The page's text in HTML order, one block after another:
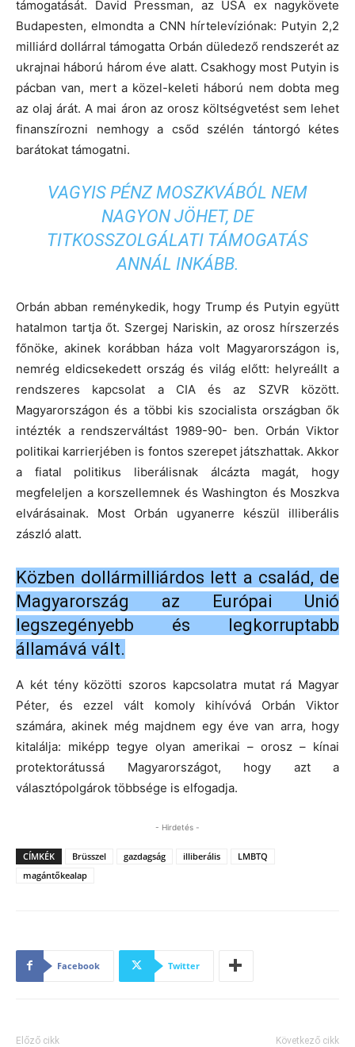
támogatását. David Pressman, az USA ex nagykövete
Budapesten, elmondta a CNN hírtelevíziónak: Putyin 2,2
milliárd dollárral támogatta Orbán düledező rendszerét az
ukrajnai háború három éve alatt. Csakhogy most Putyin is
pácban van, mert a közel-keleti háború nem dobta meg
az olaj árát. A mai áron az orosz költségvetést sem lehet
finanszírozni nemhogy a csőd szélén tántorgó kétes
barátokat támogatni.
VAGYIS PÉNZ MOSZKVÁBÓL NEM
NAGYON JÖHET, DE
TITKOSSZOLGÁLATI TÁMOGATÁS
ANNÁL INKÁBB.
Orbán abban reménykedik, hogy Trump és Putyin együtt
hatalmon tartja őt. Szergej Nariskin, az orosz hírszerzés
főnöke, akinek korábban háza volt Magyarországon is,
nemrég eldicsekedett ország és világ előtt: helyreállt a
rendszeres kapcsolat a CIA és az SZVR között.
Magyarországon és a többi kis szocialista országban ők
intézték a rendszerváltást 1989-90- ben. Orbán Viktor
politikai karrierjében is fontos szerepet játszhattak. Akkor
a fiatal politikus liberálisnak álcázta magát, hogy
megfeleljen a korszellemnek és Washington és Moszkva
elvárásainak. Most Orbán ugyanerre készül illiberális
zászló alatt.
Közben dollármilliárdos lett a család, de
Magyarország az Európai Unió
legszegényebb és legkorruptabb
államává vált.
A két tény közötti szoros kapcsolatra mutat rá Magyar
Péter, és ezzel vált komoly kihívóvá Orbán Viktor
számára, akinek még majdnem egy éve van arra, hogy
kitalálja: miképp tegye olyan amerikai – orosz – kínai
protektorátussá Magyarországot, hogy azt a
választópolgárok többsége is elfogadja.
- Hirdetés -
CÍMKÉK Brüsszel gazdagság illiberális
LMBTQ
magántőkealap
Facebook Twitter
Előző cikk Következő cikk